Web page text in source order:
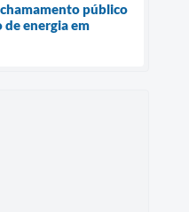
público
de energia em